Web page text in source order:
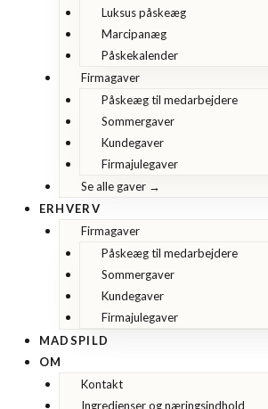
Luksus påskeæg
Marcipanæg
Påskekalender
Firmagaver
Påskeæg til medarbejdere
Sommergaver
Kundegaver
Firmajulegaver
Se alle gaver →
ERHVERV
Firmagaver
Påskeæg til medarbejdere
Sommergaver
Kundegaver
Firmajulegaver
MADSPILD
OM
Kontakt
Ingredienser og næringsindhold